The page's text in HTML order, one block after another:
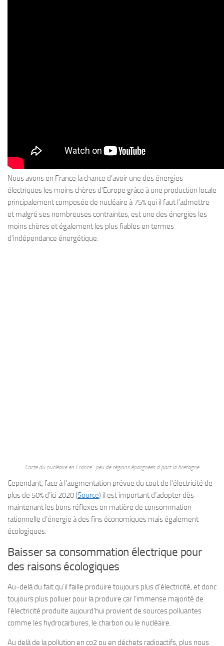
Nous avons en France la chance d’avoir une des énergies
électriques les moins chères d’Europe grâce à une production locale
principalement composée de nucléaire à 75% qui il faut l’admettre
et malgré ses nombreuses contraintes, est une des énergies les
moins chères et également les plus fiables en termes
d’indépendance énergétique.
Carte du nucléaire en France : peu de régions épargnées à part la bretagne
Cependant, face à l’augmentation prévue du cout de l’électricité de
plus de 50% d’ici 2020 (Source) il est important d’adopter dès
maintenant les bons réflexes en matière de consommation
rationnelle d’énergie à des fins économiques mais également
écologiques.
Baisser sa consommation électrique pour
des raisons écologiques
Au-delà du fait qu’il faille produire toujours plus d’électricité, et donc
toujours plus polluer pour la produire car l’immense majorité de
l’électricité produite aujourd’hui provient de sources polluantes
comme les hydrocarbures, le charbon ou le nucléaire.
Au delà de la pollution en co2 ou en déchets radioactifs, plus nous